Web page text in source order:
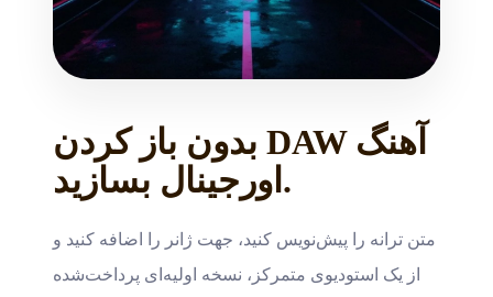
بدون باز کردن DAW آهنگ
اورجینال بسازید.
متن ترانه را پیش‌نویس کنید، جهت ژانر را اضافه کنید و
از یک استودیوی متمرکز، نسخه اولیه‌ای پرداخت‌شده